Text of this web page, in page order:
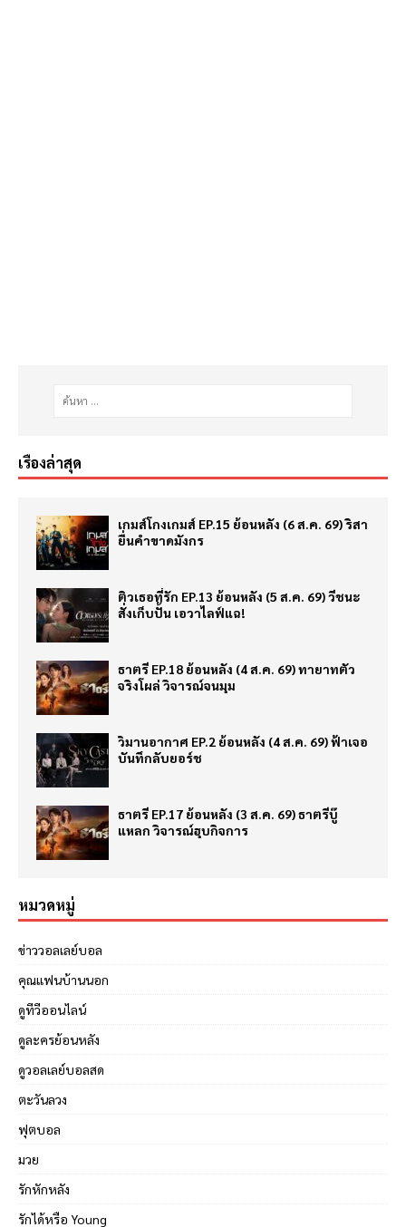
เรื่องล่าสุด
เกมส์โกงเกมส์ EP.15 ย้อนหลัง (6 ส.ค. 69) ริสา
ยื่นคำขาดมังกร
ติวเธอที่รัก EP.13 ย้อนหลัง (5 ส.ค. 69) วีชนะ
สั่งเก็บปั้น เอวาไลฟ์แฉ!
ธาตรี EP.18 ย้อนหลัง (4 ส.ค. 69) ทายาทตัว
จริงโผล่ วิจารณ์จนมุม
วิมานอากาศ EP.2 ย้อนหลัง (4 ส.ค. 69) ฟ้าเจอ
บันทึกลับยอร์ช
ธาตรี EP.17 ย้อนหลัง (3 ส.ค. 69) ธาตรีบู๊
แหลก วิจารณ์ฮุบกิจการ
หมวดหมู่
ข่าววอลเลย์บอล
คุณแฟนบ้านนอก
ดูทีวีออนไลน์
ดูละครย้อนหลัง
ดูวอลเลย์บอลสด
ตะวันลวง
ฟุตบอล
มวย
รักหักหลัง
รักได้หรือ Young